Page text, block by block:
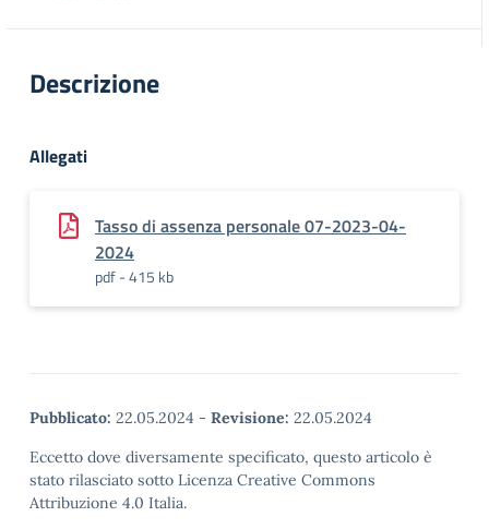
Descrizione
Allegati
Tasso di assenza personale 07-2023-04-
2024
pdf - 415 kb
Pubblicato: 22.05.2024 - Revisione: 22.05.2024
Eccetto dove diversamente specificato, questo articolo è
stato rilasciato sotto Licenza Creative Commons
Attribuzione 4.0 Italia.